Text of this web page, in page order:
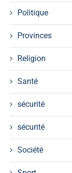
Politique
Provinces
Religion
Santé
sécurité
sécurité
Société